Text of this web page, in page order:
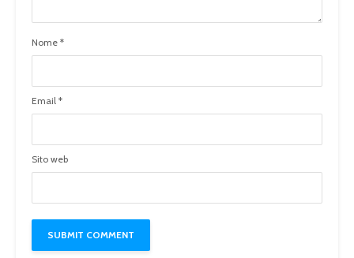
Nome *
Email *
Sito web